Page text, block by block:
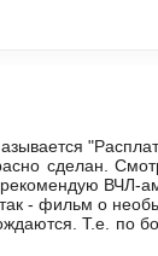
сделан.
ВЧЛ-
- фильм о
Т.е. по